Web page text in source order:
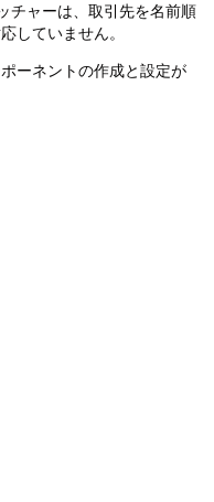
チャーは、取引先を名前順
していません。
ーネントの作成と設定が
ため開発が必要です。
参照できます。
components リ
コー
をコードに適用し、
ネントを作成します。